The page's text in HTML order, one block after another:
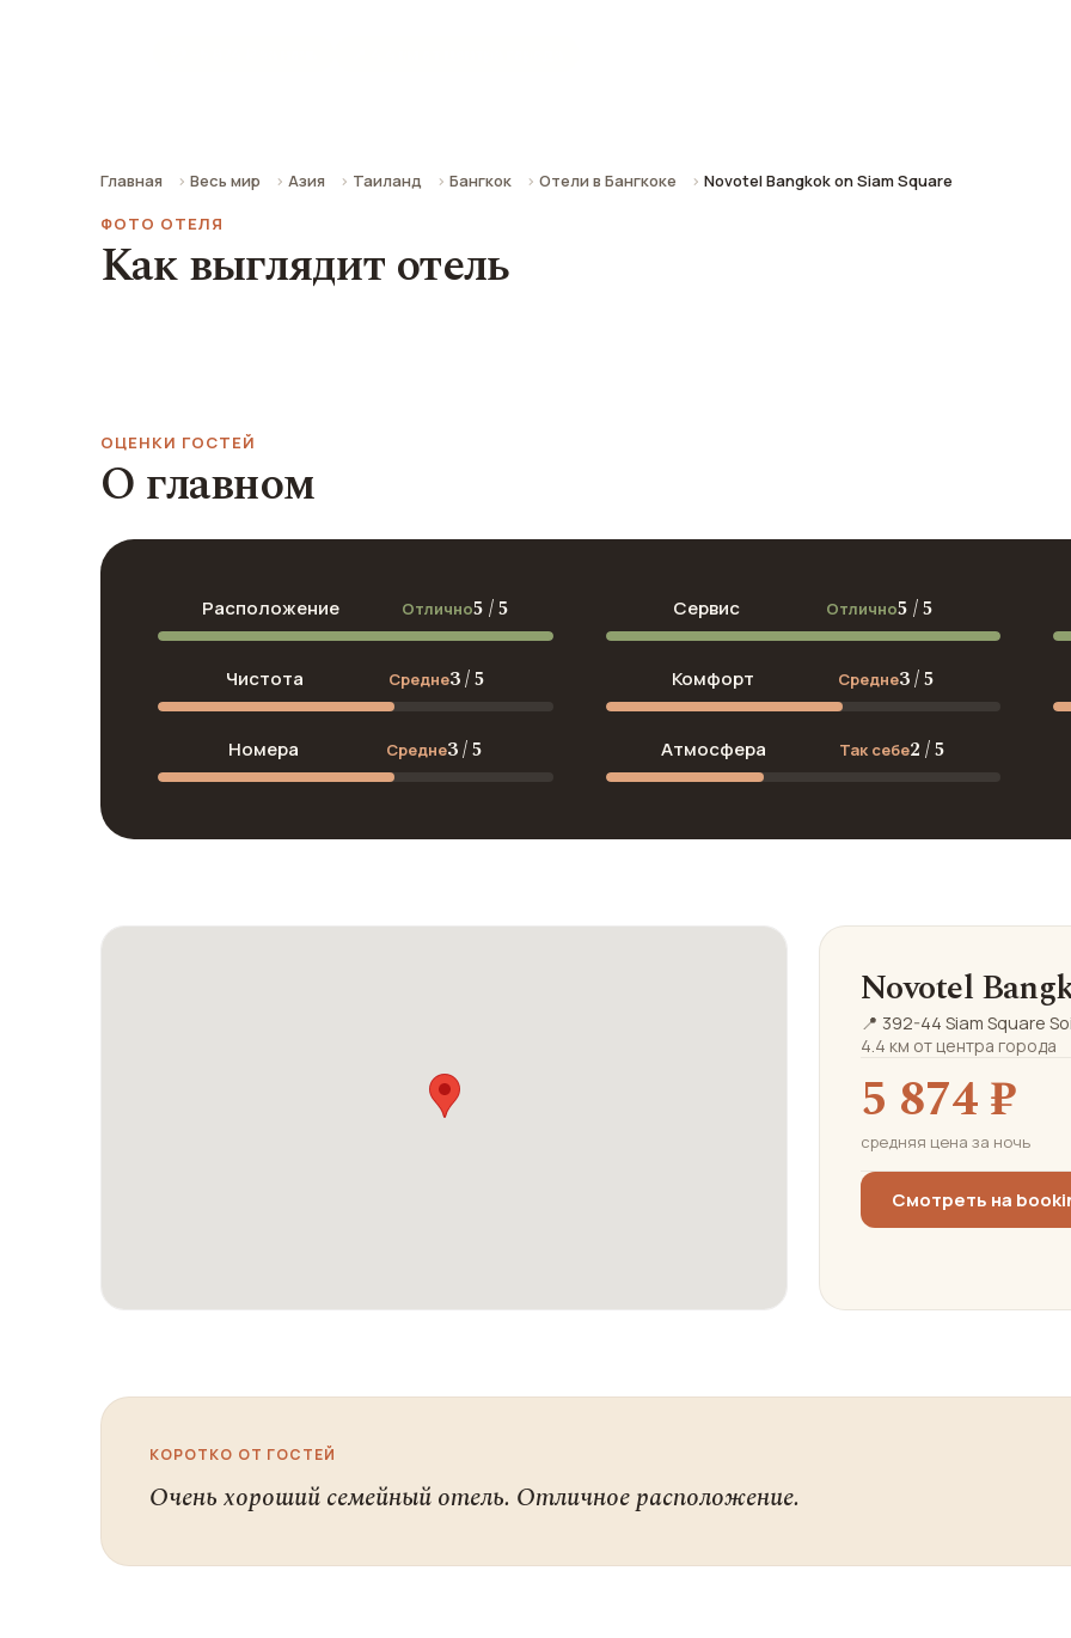
Главная Весь мир Азия Таиланд Бангкок Отели в Бангкоке
Novotel Bangkok on Siam Square
ФОТО ОТЕЛЯ
Как выглядит отель
ОЦЕНКИ ГОСТЕЙ
О главном
Расположение Отлично5 / 5 Сервис Отлично5 / 5
Чистота Средне3 / 5 Комфорт Средне3 / 5
Номера Средне3 / 5 Атмосфера Так себе2 / 5
Novotel
📍 392-44 Siam Square
4.4 км от центра города
5 874 ₽
средняя цена за ночь
Смотреть на
КОРОТКО ОТ ГОСТЕЙ
Очень хороший семейный отель. Отличное расположение.